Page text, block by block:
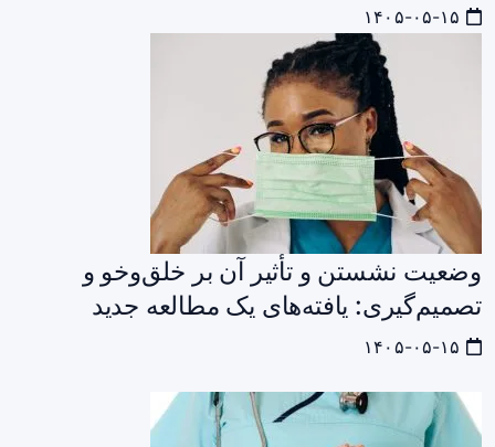
وضعیت نشستن و تأثیر آن بر خلق‌وخو و
تصمیم‌گیری: یافته‌های یک مطالعه جدید